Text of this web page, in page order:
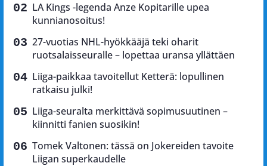
LA Kings -legenda Anze Kopitarille upea
kunnianosoitus!
27-vuotias NHL-hyökkääjä teki oharit
ruotsalaisseuralle – lopettaa uransa yllättäen
Liiga-paikkaa tavoitellut Ketterä: lopullinen
ratkaisu julki!
Liiga-seuralta merkittävä sopimusuutinen –
kiinnitti fanien suosikin!
Tomek Valtonen: tässä on Jokereiden tavoite
Liigan superkaudelle